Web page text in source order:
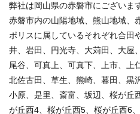
弊社は岡山県の赤磐市にございま
赤磐市内の山陽地域、熊山地域、
ポリスに属しているそれぞれ合田
井、岩田、円光寺、大苅田、大屋
尾谷、可真上、可真下、上市、上
北佐古田、草生、熊崎、暮田、黒
小原、是里、斎富、坂辺、桜が丘
が丘西4、桜が丘西5、桜が丘西6